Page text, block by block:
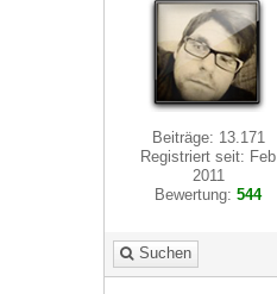
Beiträge: 13.171
Registriert seit: Feb
2011
Bewertung:544
Suchen